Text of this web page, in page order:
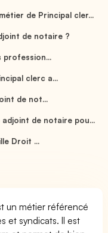
de Principal cler...
de notaire ?
profession...
clerc a...
de not...
de notaire pou...
Droit ...
un métier référencé
et syndicats. Il est